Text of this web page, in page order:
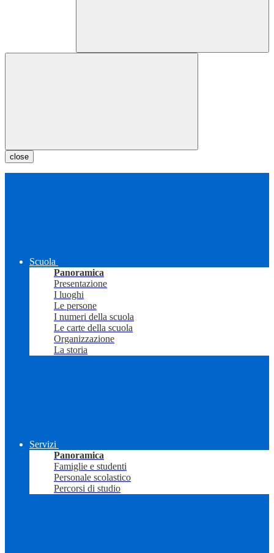
close
Scuola
Panoramica
Presentazione
I luoghi
Le persone
I numeri della scuola
Le carte della scuola
Organizzazione
La storia
Servizi
Panoramica
Famiglie e studenti
Personale scolastico
Percorsi di studio